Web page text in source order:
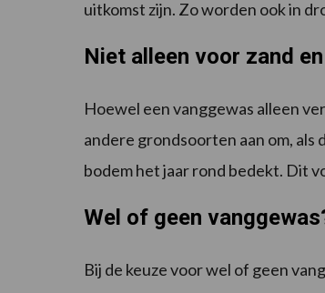
uitkomst zijn. Zo worden ook in
Niet alleen voor zand
Hoewel een vanggewas alleen
andere grondsoorten aan om, als
bodem het jaar rond bedekt. Dit
Wel of geen
Bij de keuze voor wel of geen